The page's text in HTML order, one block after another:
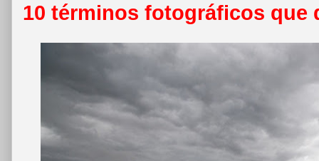
10 términos fotográficos que